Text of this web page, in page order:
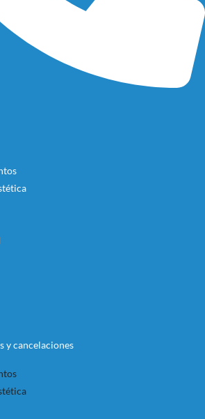
y cancelaciones